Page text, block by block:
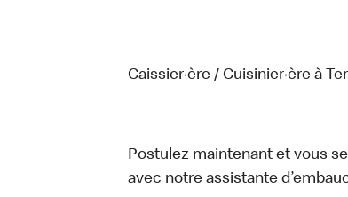
Caissier·ère / Cuisinier·ère à
Postulez maintenant et vous
avec notre assistante